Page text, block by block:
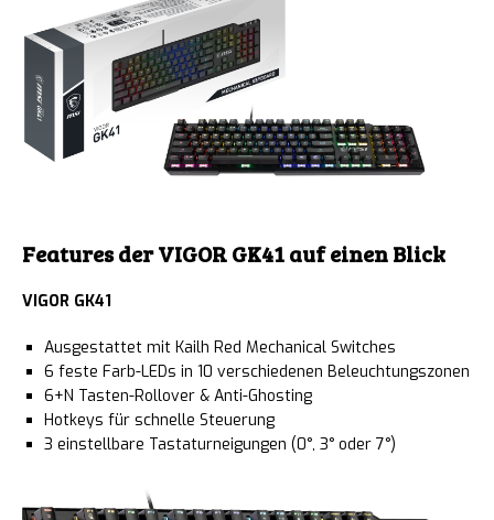
Features der VIGOR GK41 auf einen Blick
VIGOR GK41
Ausgestattet mit Kailh Red Mechanical Switches
6 feste Farb-LEDs in 10 verschiedenen Beleuchtungszonen
6+N Tasten-Rollover & Anti-Ghosting
Hotkeys für schnelle Steuerung
3 einstellbare Tastaturneigungen (0°, 3° oder 7°)